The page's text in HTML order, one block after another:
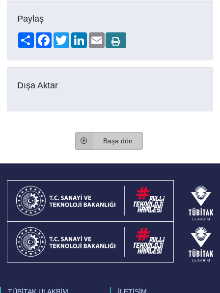
Paylaş
Share FacebookTwitterLinkedIn
Email
Dışa Aktar
Başa dön